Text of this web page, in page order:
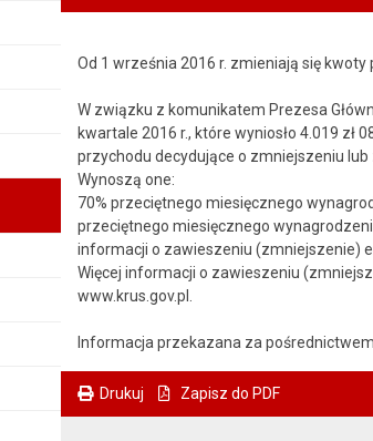
Od 1 września 2016 r. zmieniają się
W związku z komunikatem Prezesa
kwartale 2016 r., które wyniosło 4.019 zł
przychodu decydujące o zmniejszeniu
Wynoszą one:
70% przeciętnego miesięcznego
przeciętnego miesięcznego
informacji o zawieszeniu (zmniejszenie)
Więcej informacji o zawieszeniu
www.krus.gov.pl.
Informacja przekazana za
Drukuj Zapisz do PDF